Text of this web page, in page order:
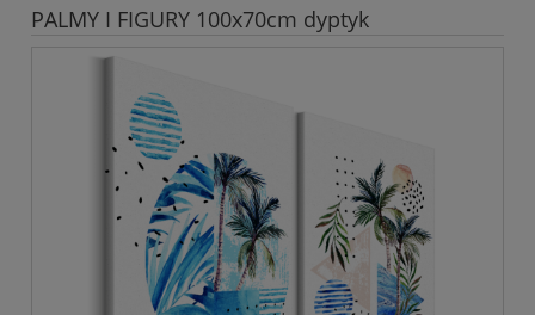
PALMY I FIGURY 100x70cm dyptyk